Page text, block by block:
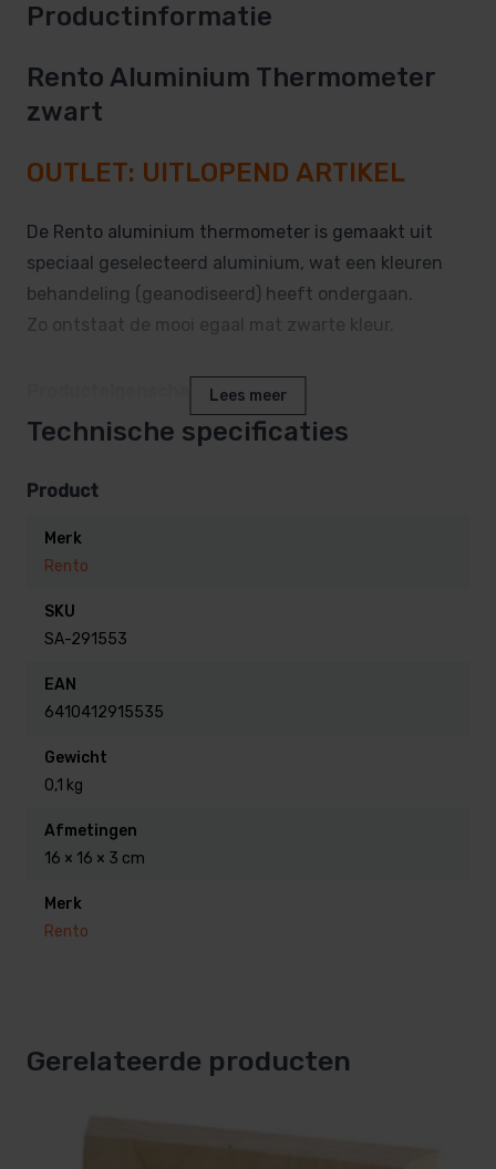
Productinformatie
Rento Aluminium Thermometer
zwart
OUTLET: UITLOPEND ARTIKEL
De Rento aluminium thermometer is gemaakt uit
speciaal geselecteerd aluminium, wat een kleuren
behandeling (geanodiseerd) heeft ondergaan.
Zo ontstaat de mooi egaal mat zwarte kleur.
Producteigenschappen:
° materiaal: geanodiseerd aluminium
° Afmetingen: 15 x 2 cm
Lees meer
Technische specificaties
Product
Merk
Rento
SKU
SA-291553
EAN
6410412915535
Gewicht
0,1 kg
Afmetingen
16 × 16 × 3 cm
Merk
Rento
Gerelateerde producten